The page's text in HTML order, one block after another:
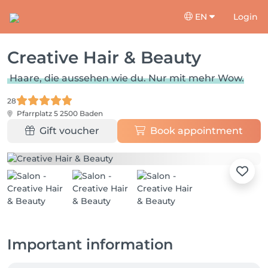
EN Login
Creative Hair & Beauty
Haare, die aussehen wie du. Nur mit mehr Wow.
28
Pfarrplatz 5 2500 Baden
Gift voucher Book appointment
Important information